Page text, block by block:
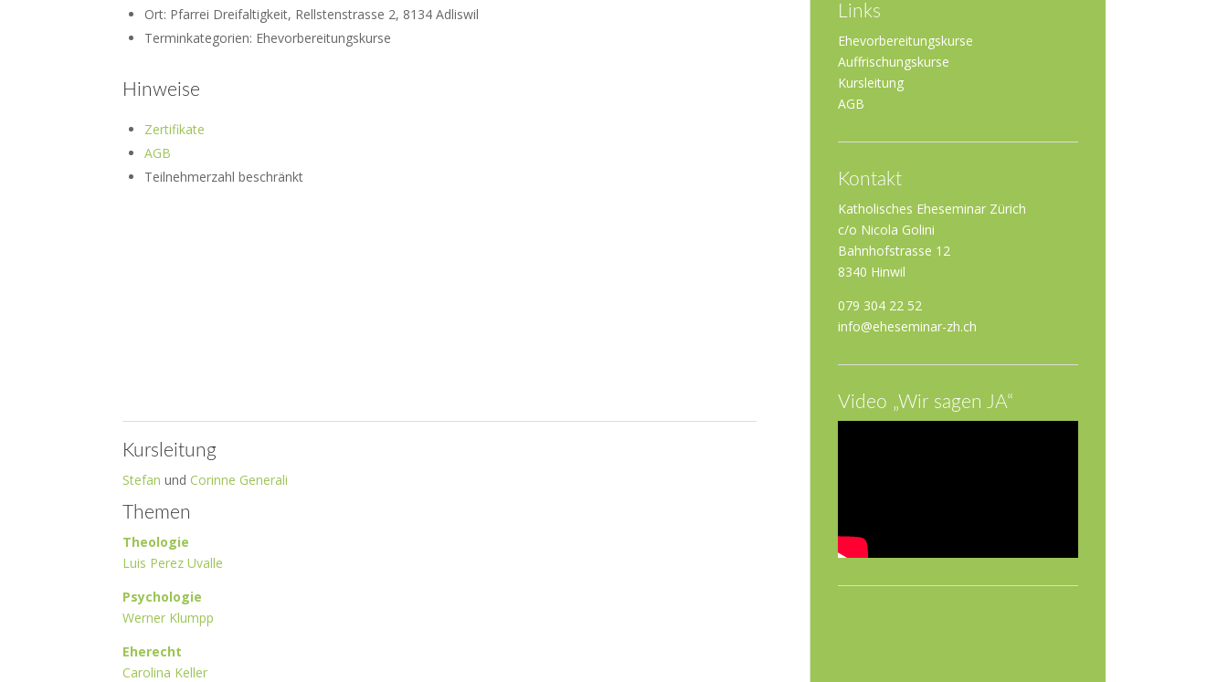
Ort: Pfarrei Dreifaltigkeit, Rellstenstrasse 2, 8134 Adliswil
Terminkategorien: Ehevorbereitungskurse
Hinweise
Zertifikate
AGB
Teilnehmerzahl beschränkt
Kursleitung
Stefan und Corinne Generali
Themen
Theologie
Luis Perez Uvalle
Psychologie
Werner Klumpp
Eherecht
Carolina Keller
Links
Ehevorbereitungskurse
Auffrischungskurse
Kursleitung
AGB
Kontakt
Katholisches Eheseminar Zürich
c/o Nicola Golini
Bahnhofstrasse 12
8340 Hinwil
079 304 22 52
info@eheseminar-zh.ch
Video „Wir sagen JA“